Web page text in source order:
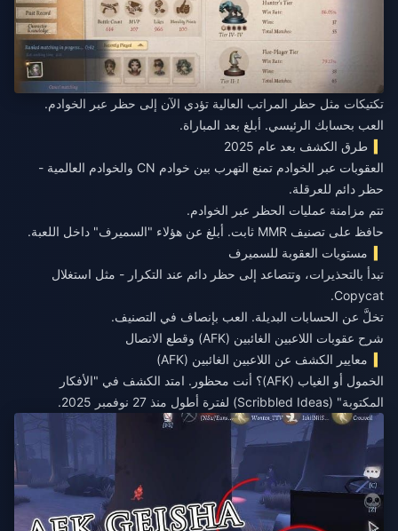
تكتيكات مثل حظر المراتب العالية تؤدي الآن إلى حظر عبر الخوادم.
العب بحسابك الرئيسي. أبلغ بعد المباراة.
طرق الكشف بعد عام 2025
العقوبات عبر الخوادم تمنع التهرب بين خوادم CN والخوادم العالمية -
حظر دائم للعرقلة.
تتم مزامنة عمليات الحظر عبر الخوادم.
حافظ على تصنيف MMR ثابت. أبلغ عن هؤلاء "السميرف" داخل اللعبة.
مستويات العقوبة للسميرف
تبدأ بالتحذيرات، وتتصاعد إلى حظر دائم عند التكرار - مثل استغلال
Copycat.
تخلَّ عن الحسابات البديلة. العب بإنصاف في التصنيف.
شرح عقوبات اللاعبين الغائبين (AFK) وقطع الاتصال
معايير الكشف عن اللاعبين الغائبين (AFK)
الخمول أو الغياب (AFK)؟ أنت محظور. امتد الكشف في "الأفكار
المكتوبة" (Scribbled Ideas) لفترة أطول منذ 27 نوفمبر 2025.